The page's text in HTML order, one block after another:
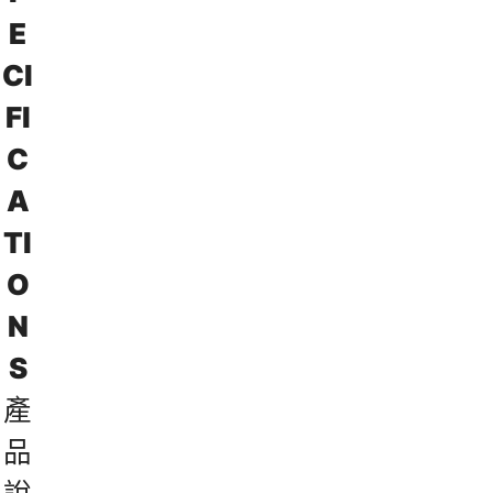
E
CI
FI
C
A
TI
O
N
S
產
品